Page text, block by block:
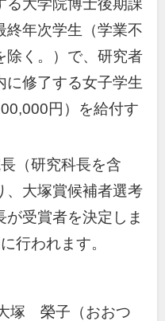
る大学院博士後期課
終年次学生（学業不
除く。）で、研究者
に修了する女子学生
円）を給付す
（研究科長を含
、大塚賞候補者選考
受賞者を決定しま
行われます。
塚 榮子（おおつ